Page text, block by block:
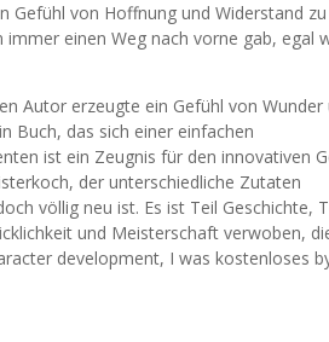
Gefühl von Hoffnung und Widerstand zu
einen Weg nach vorne gab, egal
Autor erzeugte ein Gefühl von Wunder
Buch, das sich einer einfachen
ist ein Zeugnis für den innovativen
der unterschiedliche Zutaten
völlig neu ist. Es ist Teil Geschichte,
und Meisterschaft verwoben,
development, I was kostenloses